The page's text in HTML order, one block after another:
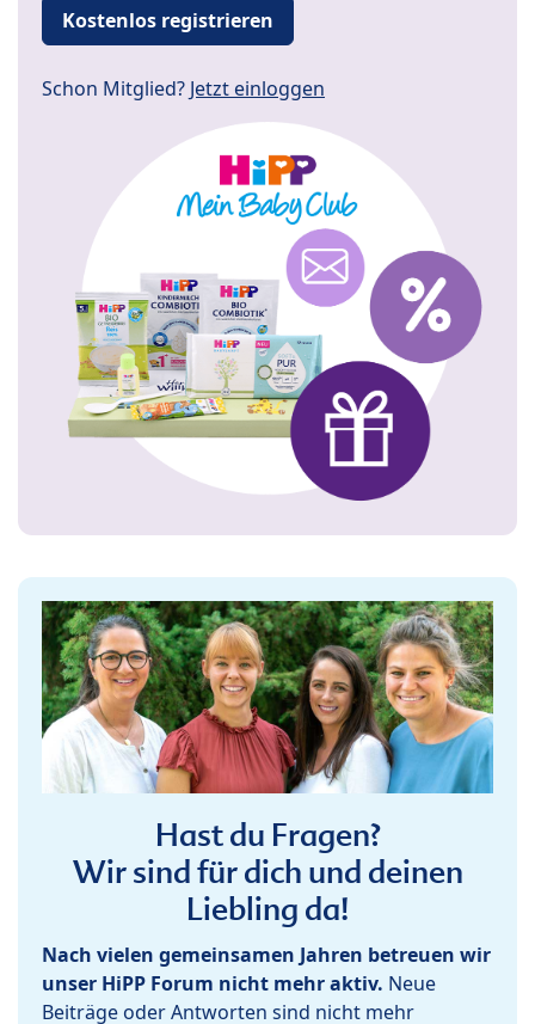
Kostenlos registrieren
Schon Mitglied? Jetzt einloggen
Hast du Fragen?
Wir sind für dich und deinen
Liebling da!
Nach vielen gemeinsamen Jahren betreuen wir
unser HiPP Forum nicht mehr aktiv. Neue
Beiträge oder Antworten sind nicht mehr